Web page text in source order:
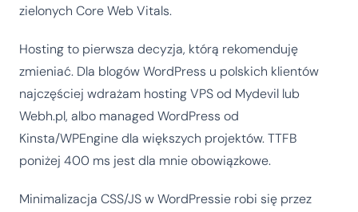
zielonych Core Web Vitals.
Hosting to pierwsza decyzja, którą rekomenduję
zmieniać. Dla blogów WordPress u polskich klientów
najczęściej wdrażam hosting VPS od Mydevil lub
Webh.pl, albo managed WordPress od
Kinsta/WPEngine dla większych projektów. TTFB
poniżej 400 ms jest dla mnie obowiązkowe.
Minimalizacja CSS/JS w WordPressie robi się przez